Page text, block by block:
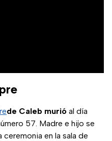
de Caleb murió al día
57. Madre e hijo se
en la sala de